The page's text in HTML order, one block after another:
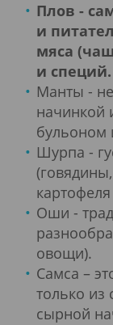
Плов -
и
мяса
и специй.
Манты -
начинкой
бульоном
Шурпа -
Оши -
овощи).
Самса –
только из
сырной